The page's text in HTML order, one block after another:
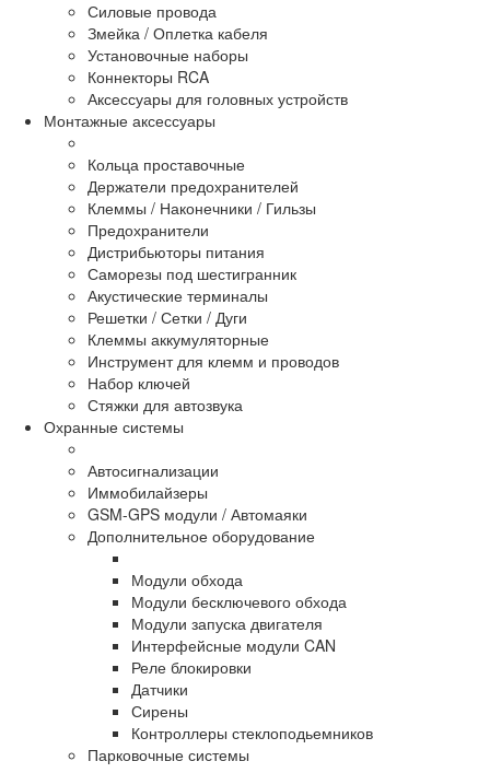
Силовые провода
Змейка / Оплетка кабеля
Установочные наборы
Коннекторы RCA
Аксессуары для головных устройств
Монтажные аксессуары
Кольца проставочные
Держатели предохранителей
Клеммы / Наконечники / Гильзы
Предохранители
Дистрибьюторы питания
Саморезы под шестигранник
Акустические терминалы
Решетки / Сетки / Дуги
Клеммы аккумуляторные
Инструмент для клемм и проводов
Набор ключей
Стяжки для автозвука
Охранные системы
Автосигнализации
Иммобилайзеры
GSM-GPS модули / Автомаяки
Дополнительное оборудование
Модули обхода
Модули бесключевого обхода
Модули запуска двигателя
Интерфейсные модули CAN
Реле блокировки
Датчики
Сирены
Контроллеры стеклоподьемников
Парковочные системы